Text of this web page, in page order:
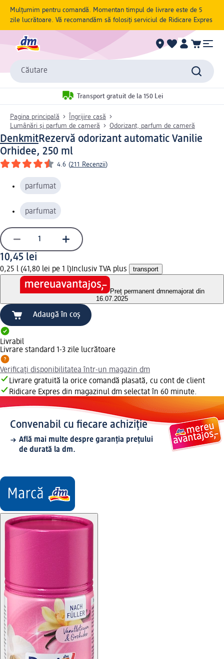
Mulțumim pentru comandă. Momentan timpul de livrare este de 5
zile lucrătoare. Vă recomandăm să folosiți serviciul de Ridicare Expres
Căutare
Transport gratuit de la 150 Lei
Pagina principală
Îngrijire casă
Lumânări și parfum de cameră
Odorizant, parfum de cameră
DenkmitRezervă odorizant automatic Vanilie
Orhidee, 250 ml
4.6 (211 Recenzii)
parfumat
parfumat
10,45 lei
0,25 l (41,80 lei pe 1 l) Inclusiv TVA plus transport
Preț permanent dmnemajorat din
16.07.2025
Adaugă în coș
Livrabil
Livrare standard 1-3 zile lucrătoare
Verificați disponibilitatea într-un magazin dm
Livrare gratuită la orice comandă plasată, cu cont de client
Ridicare Expres din magazinul dm selectat în 60 minute.
Convenabil cu fiecare achiziție
Află mai multe despre garanția prețului
de durată la dm.